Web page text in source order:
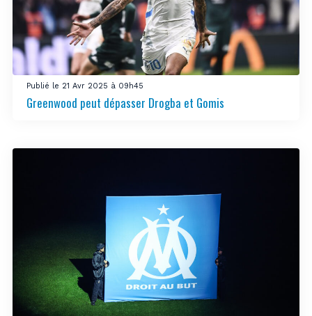
Publié le 21 Avr 2025 à 09h45
Greenwood peut dépasser Drogba et Gomis